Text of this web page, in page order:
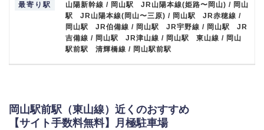
最寄り駅
山陽新幹線 / 岡山駅 JR山陽本線(姫路〜岡山) / 岡山
駅 JR山陽本線(岡山〜三原) / 岡山駅 JR赤穂線 /
岡山駅 JR伯備線 / 岡山駅 JR宇野線 / 岡山駅 JR
吉備線 / 岡山駅 JR津山線 / 岡山駅 東山線 / 岡山
駅前駅 清輝橋線 / 岡山駅前駅
岡山駅前駅（東山線）近くのおすすめ
【サイト手数料無料】月極駐車場